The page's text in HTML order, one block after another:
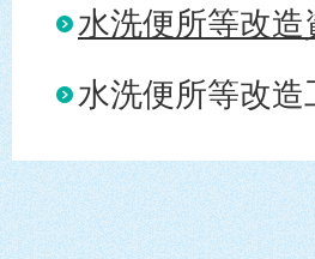
水洗便所等改
水洗便所等改